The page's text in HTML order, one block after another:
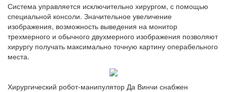
Система управляется исключительно хирургом, с помощью
специальной консоли. Значительное увеличение
изображения, возможность выведения на монитор
трехмерного и обычного двухмерного изображения позволяют
хирургу получать максимально точную картину операбельного
места.
Хирургический робот-манипулятор Да Винчи снабжен